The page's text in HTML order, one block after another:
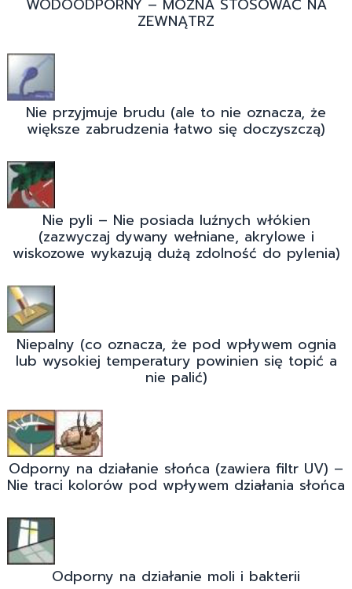
WODOODPORNY – MOŻNA STOSOWAĆ NA
ZEWNĄTRZ
Nie przyjmuje brudu (ale to nie oznacza, że
większe zabrudzenia łatwo się doczyszczą)
Nie pyli – Nie posiada luźnych włókien
(zazwyczaj dywany wełniane, akrylowe i
wiskozowe wykazują dużą zdolność do pylenia)
Niepalny (co oznacza, że pod wpływem ognia
lub wysokiej temperatury powinien się topić a
nie palić)
Odporny na działanie słońca (zawiera filtr UV) –
Nie traci kolorów pod wpływem działania słońca
Odporny na działanie moli i bakterii